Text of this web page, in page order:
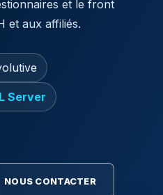
et le front
et aux affiliés.
Server
NOUS CONTACTER